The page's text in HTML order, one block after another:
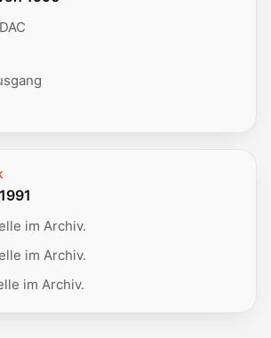
im Archiv.
im Archiv.
im Archiv.